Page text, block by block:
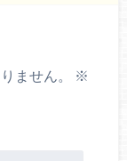
ません。
※